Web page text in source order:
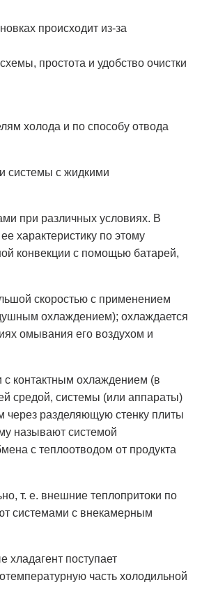
происходит из-за
простота и удобство очистки
холода и по способу отвода
системы с жидкими
при различных условиях. В
характеристику по этому
конвекции с помощью батарей,
скоростью с применением
охлаждением); охлаждается
омывания его воздухом и
с контактным охлаждением (в
средой, системы (или аппараты)
через разделяющую стенку плиты
называют системой
с теплоотводом от продукта
т. е. внешние теплопритоки по
системами с внекамерным
хладагент поступает
часть холодильной